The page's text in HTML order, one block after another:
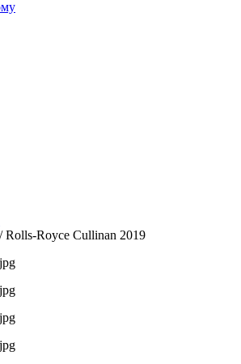
/ Rolls-Royce Cullinan 2019